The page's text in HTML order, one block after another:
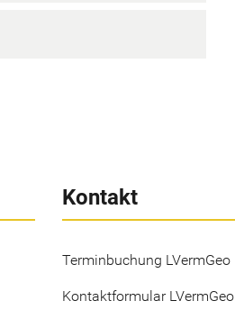
Kontakt
Terminbuchung LVermGeo
Kontaktformular LVermGeo